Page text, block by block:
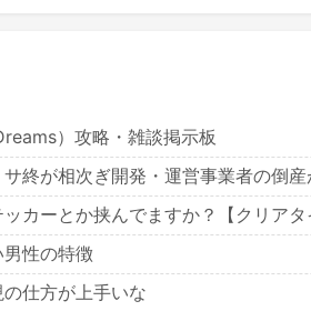
）攻略・雑談掲示板
サ終が相次ぎ開発・運営事業者の倒
ッカーとか挟んでますか？【クリアタ
性の特徴
の仕方が上手いな